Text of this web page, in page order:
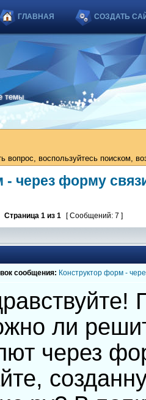
ГЛАВНАЯ СОЗДАТЬ
темы
вопрос, воспользуйтесь поиском,
- через форму
Страница 1 из 1 [ Сообщений: 7 ]
сообщения: Конструктор форм -
ли
через